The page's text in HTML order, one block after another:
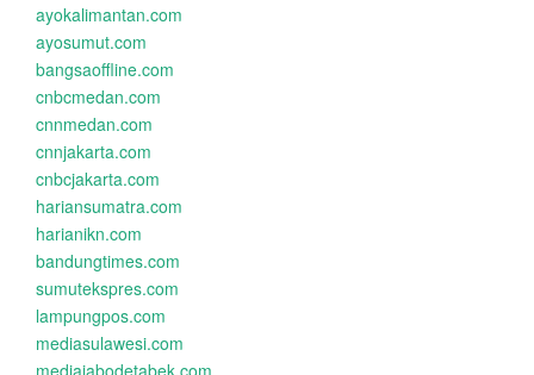
ayokalimantan.com
ayosumut.com
bangsaoffline.com
cnbcmedan.com
cnnmedan.com
cnnjakarta.com
cnbcjakarta.com
hariansumatra.com
harianikn.com
bandungtimes.com
sumutekspres.com
lampungpos.com
mediasulawesi.com
mediajabodetabek.com